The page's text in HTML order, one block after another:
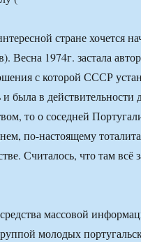
стране хочется
Весна 1974г. застала
с которой СССР
была в действительности
то о соседней
по-настоящему
Считалось, что там
массовой
молодых